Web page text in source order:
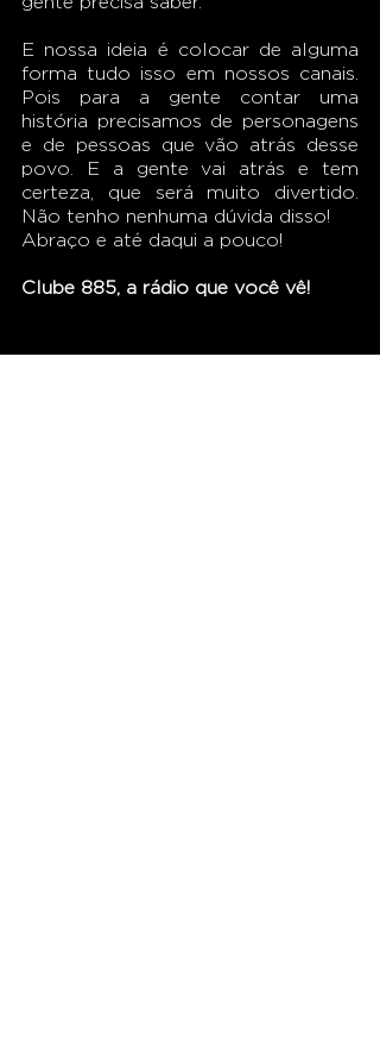
E nossa ideia é colocar de alguma
forma tudo isso em nossos canais.
Pois para a gente contar uma
história precisamos de personagens
e de pessoas que vão atrás desse
povo. E a gente vai atrás e tem
certeza, que será muito divertido.
Não tenho nenhuma dúvida disso!
Abraço e até daqui a pouco!
Clube 885, a rádio que você vê!